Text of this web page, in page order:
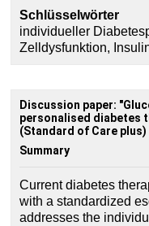
Schlüsselwörter
individueller
Zelldysfunktion,
Discussion paper:
personalised diabetes
(Standard of Care plus)
Summary
Current diabetes
with a standardized
addresses the